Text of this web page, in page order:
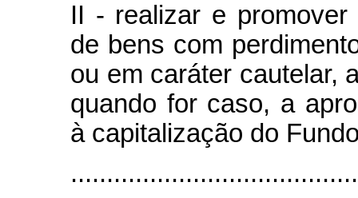
II - realizar e
de bens com
ou em caráter cautelar,
quando for caso, a
à capitalização do